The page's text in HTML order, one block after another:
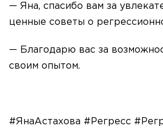
— Яна, спасибо вам за
ценные советы о
— Благодарю вас за
своим опытом.
#ЯнаАстахова #Регресс